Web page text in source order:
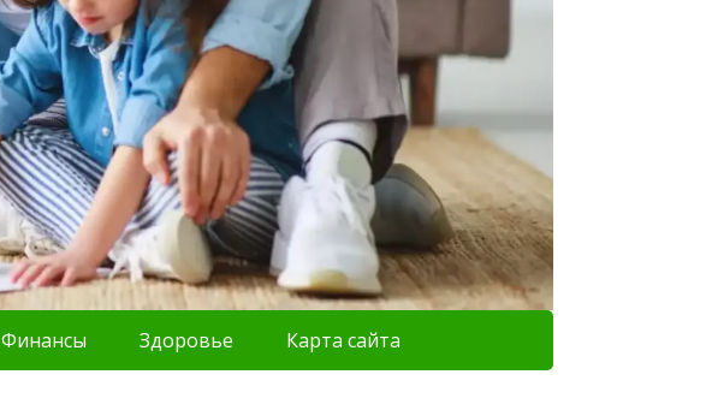
Финансы Здоровье Карта сайта